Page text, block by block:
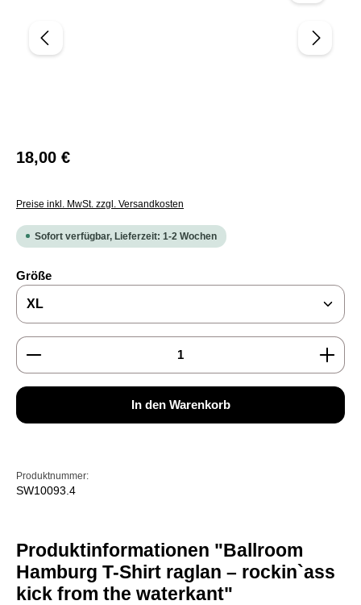
Regulärer Preis:
18,00 €
Preise inkl. MwSt. zzgl. Versandkosten
Sofort verfügbar, Lieferzeit: 1-2 Wochen
Größeauswählen
Produkt Anzahl: Gib den gewünschten Wert ein
In den Warenkorb
Produktnummer:
SW10093.4
Produktinformationen "Ballroom
Hamburg T-Shirt raglan – rockin`ass
kick from the waterkant"